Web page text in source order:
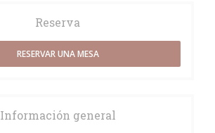
Reserva
RESERVAR UNA MESA
Información general